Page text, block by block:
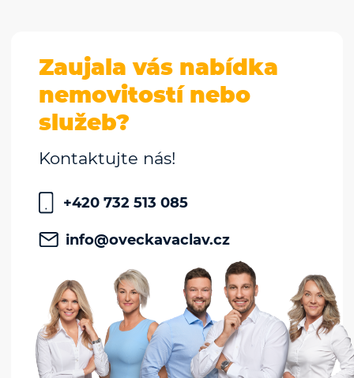
Zaujala vás nabídka
nemovitostí nebo
služeb?
Kontaktujte nás!
+420 732 513 085
info@oveckavaclav.cz